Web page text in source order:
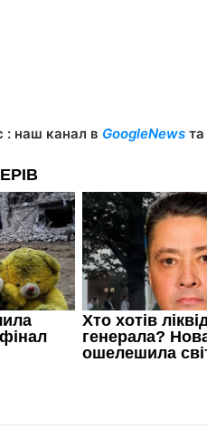
: наш канал в GoogleNewsта